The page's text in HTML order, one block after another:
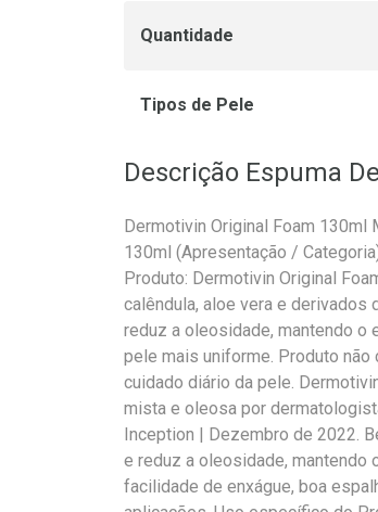
Quantidade
Tipos de Pele
Descrição Espuma
Dermotivin Original Foam 130ml
130ml (Apresentação /
Produto: Dermotivin Original
calêndula, aloe vera e
reduz a oleosidade, mantendo o
pele mais uniforme. Produto
cuidado diário da pele.
mista e oleosa por
Inception | Dezembro de 2022.
e reduz a oleosidade, mantendo
facilidade de enxágue, boa